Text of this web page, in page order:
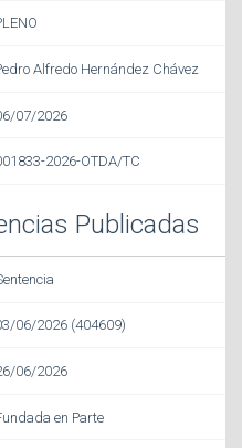
Alfredo Hernández Chávez
07/2026
2026-OTDA/TC
Publicadas
06/2026 (404609)
06/2026
en Parte